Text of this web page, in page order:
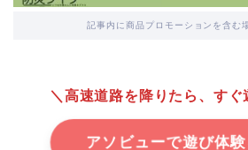
記事内に商品プロモーションを含む
＼高速道路を降りたら、すぐ
アソビューで遊び体